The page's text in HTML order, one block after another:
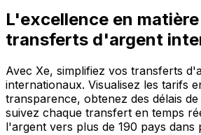
L'excellence en
transferts d'argent
Avec Xe, simplifiez vos transferts
internationaux. Visualisez les tarifs
transparence, obtenez des délais
suivez chaque transfert en temps
l'argent vers plus de 190 pays dans